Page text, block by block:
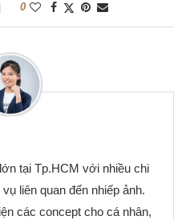
0
tại Tp.HCM với nhiều chi
liên quan đến nhiếp ảnh.
các concept cho cá nhân,